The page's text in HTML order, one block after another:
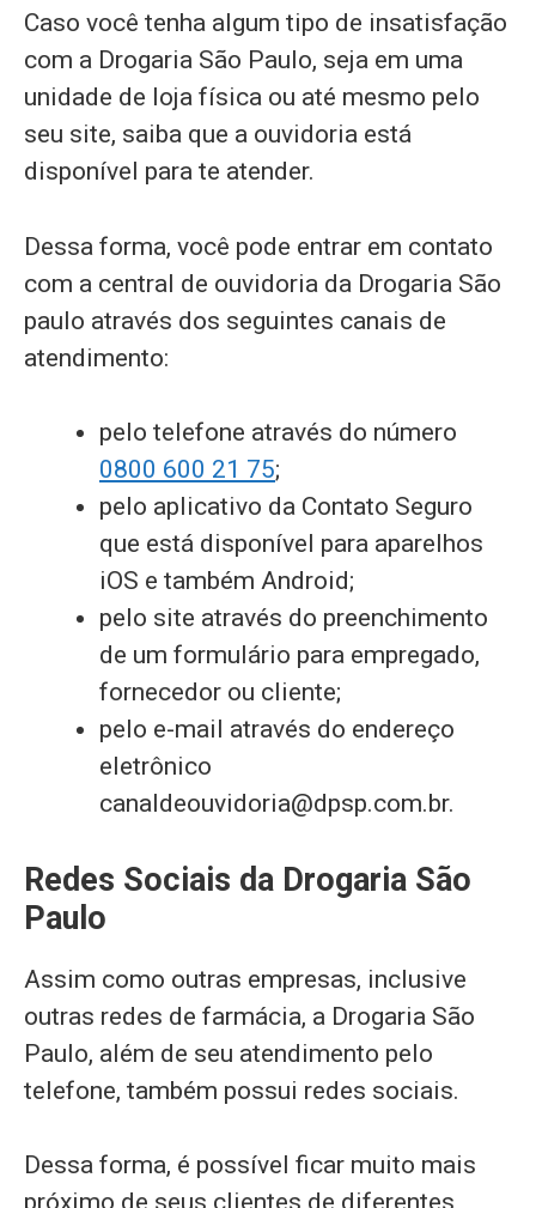
Caso você tenha algum tipo de insatisfação
com a Drogaria São Paulo, seja em uma
unidade de loja física ou até mesmo pelo
seu site, saiba que a ouvidoria está
disponível para te atender.
Dessa forma, você pode entrar em contato
com a central de ouvidoria da Drogaria São
paulo através dos seguintes canais de
atendimento:
pelo telefone através do número
0800 600 21 75;
pelo aplicativo da Contato Seguro
que está disponível para aparelhos
iOS e também Android;
pelo site através do preenchimento
de um formulário para empregado,
fornecedor ou cliente;
pelo e-mail através do endereço
eletrônico
canaldeouvidoria@dpsp.com.br.
Redes Sociais da Drogaria São
Paulo
Assim como outras empresas, inclusive
outras redes de farmácia, a Drogaria São
Paulo, além de seu atendimento pelo
telefone, também possui redes sociais.
Dessa forma, é possível ficar muito mais
próximo de seus clientes de diferentes